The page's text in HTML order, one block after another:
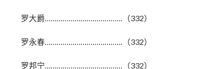
罗大爵…………………………………（332）
罗永春…………………………………（332）
罗邦宁…………………………………（332）